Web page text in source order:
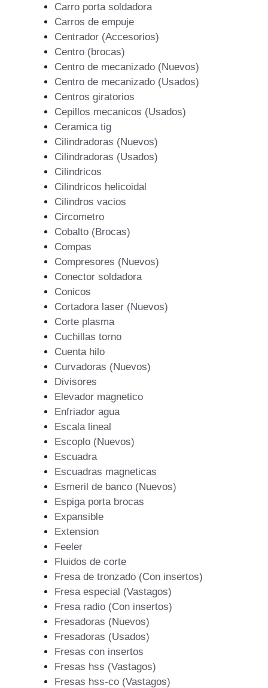
Carro porta soldadora
Carros de empuje
Centrador (Accesorios)
Centro (brocas)
Centro de mecanizado (Nuevos)
Centro de mecanizado (Usados)
Centros giratorios
Cepillos mecanicos (Usados)
Ceramica tig
Cilindradoras (Nuevos)
Cilindradoras (Usados)
Cilindricos
Cilindricos helicoidal
Cilindros vacios
Circometro
Cobalto (Brocas)
Compas
Compresores (Nuevos)
Conector soldadora
Conicos
Cortadora laser (Nuevos)
Corte plasma
Cuchillas torno
Cuenta hilo
Curvadoras (Nuevos)
Divisores
Elevador magnetico
Enfriador agua
Escala lineal
Escoplo (Nuevos)
Escuadra
Escuadras magneticas
Esmeril de banco (Nuevos)
Espiga porta brocas
Expansible
Extension
Feeler
Fluidos de corte
Fresa de tronzado (Con insertos)
Fresa especial (Vastagos)
Fresa radio (Con insertos)
Fresadoras (Nuevos)
Fresadoras (Usados)
Fresas con insertos
Fresas hss (Vastagos)
Fresas hss-co (Vastagos)